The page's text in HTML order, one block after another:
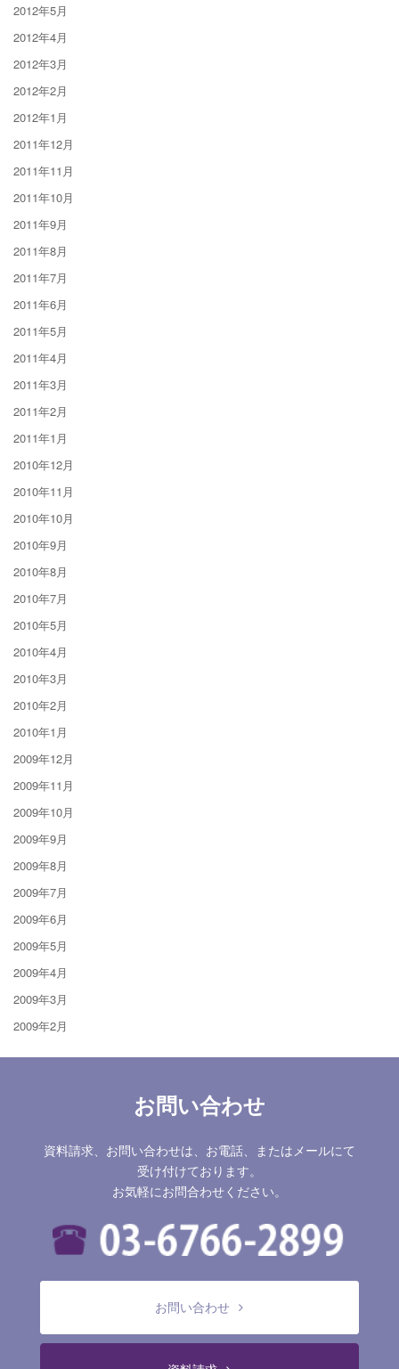
2012年5月
2012年4月
2012年3月
2012年2月
2012年1月
2011年12月
2011年11月
2011年10月
2011年9月
2011年8月
2011年7月
2011年6月
2011年5月
2011年4月
2011年3月
2011年2月
2011年1月
2010年12月
2010年11月
2010年10月
2010年9月
2010年8月
2010年7月
2010年5月
2010年4月
2010年3月
2010年2月
2010年1月
2009年12月
2009年11月
2009年10月
2009年9月
2009年8月
2009年7月
2009年6月
2009年5月
2009年4月
2009年3月
2009年2月
お問い合わせ
資料請求、お問い合わせは、お電話、またはメールにて
受け付けております。
お気軽にお問合わせください。
お問い合わせ